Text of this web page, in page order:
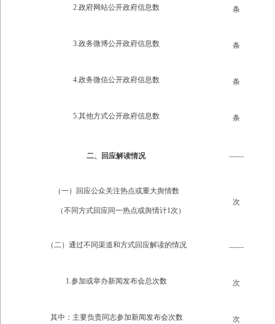
2.政府网站公开政府信息数 条
3.政务微博公开政府信息数 条
4.政务微信公开政府信息数 条
5.其他方式公开政府信息数 条
二、回应解读情况 ——
（一）回应公众关注热点或重大舆情数
（不同方式回应同一热点或舆情计1次）
次
（二）通过不同渠道和方式回应解读的情况 ——
1.参加或举办新闻发布会总次数 次
其中：主要负责同志参加新闻发布会次数 次